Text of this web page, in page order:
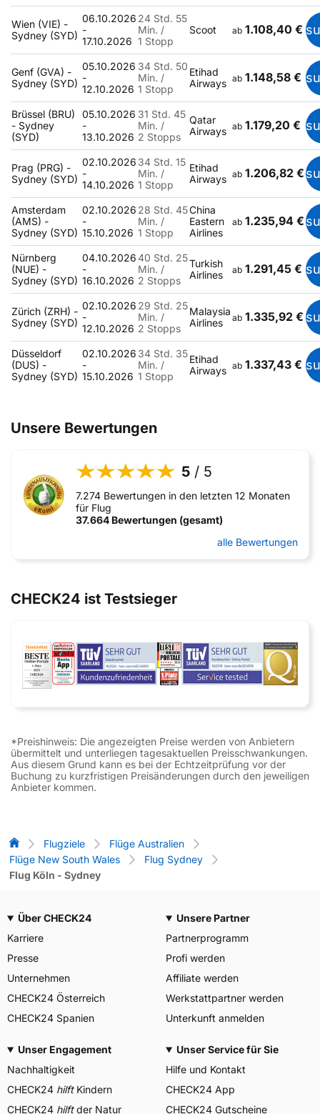
Wien (VIE) -
Sydney (SYD)
06.10.2026
-
17.10.2026
24 Std. 55
Min. /
1 Stopp
Scoot ab 1.108,40 €
Genf (GVA) -
Sydney (SYD)
05.10.2026
-
12.10.2026
34 Std. 50
Min. /
1 Stopp
Etihad
Airways ab 1.148,58 €
Brüssel (BRU)
- Sydney
(SYD)
05.10.2026
-
13.10.2026
31 Std. 45
Min. /
2 Stopps
Qatar
Airways ab 1.179,20 €
Prag (PRG) -
Sydney (SYD)
02.10.2026
-
14.10.2026
34 Std. 15
Min. /
1 Stopp
Etihad
Airways ab 1.206,82 €
Amsterdam
(AMS) -
Sydney (SYD)
02.10.2026
-
15.10.2026
28 Std. 45
Min. /
1 Stopp
China
Eastern
Airlines
ab 1.235,94 €
Nürnberg
(NUE) -
Sydney (SYD)
04.10.2026
-
16.10.2026
40 Std. 25
Min. /
2 Stopps
Turkish
Airlines
ab 1.291,45 €
Zürich (ZRH) -
Sydney (SYD)
02.10.2026
-
12.10.2026
29 Std. 25
Min. /
2 Stopps
Malaysia
Airlines
ab 1.335,92 €
Düsseldorf
(DUS) -
Sydney (SYD)
02.10.2026
-
15.10.2026
34 Std. 35
Min. /
1 Stopp
Etihad
Airways ab 1.337,43 €
Unsere Bewertungen
5 / 5
7.274 Bewertungen in den letzten 12 Monaten
für Flug
37.664 Bewertungen (gesamt)
alle Bewertungen
CHECK24 ist Testsieger
*Preishinweis: Die angezeigten Preise werden von Anbietern
übermittelt und unterliegen tagesaktuellen Preisschwankungen.
Aus diesem Grund kann es bei der Echtzeitprüfung vor der
Buchung zu kurzfristigen Preisänderungen durch den jeweiligen
Anbieter kommen.
Flug-Vergleich
Flugziele
Flüge Australien
Flüge New South Wales
Flug Sydney
Flug Köln - Sydney
Über CHECK24
Karriere
Presse
Unternehmen
CHECK24 Österreich
CHECK24 Spanien
Unsere Partner
Partnerprogramm
Profi werden
Affiliate werden
Werkstattpartner werden
Unterkunft anmelden
Unser Engagement
Nachhaltigkeit
CHECK24 hilftKindern
CHECK24 hilftder Natur
Unser Service für Sie
Hilfe und Kontakt
CHECK24 App
CHECK24 Gutscheine